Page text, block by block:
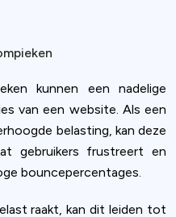
kunnen een nadelige
van een website. Als een
belasting, kan deze
gebruikers frustreert en
bouncepercentages.
raakt, kan dit leiden tot